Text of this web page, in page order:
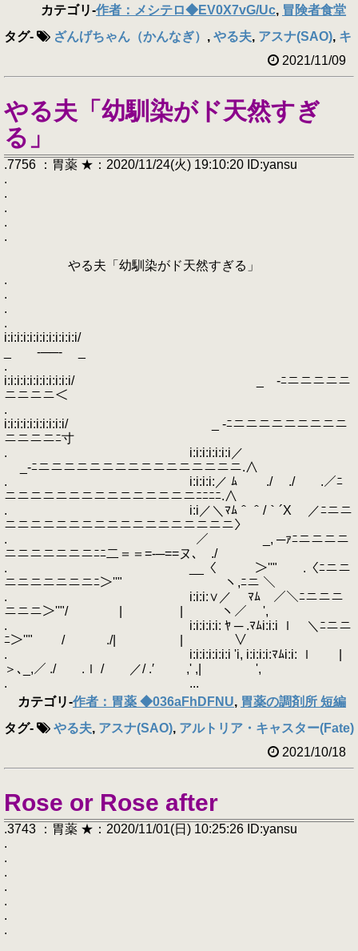
カテゴリ-作者：メシテロ◆EV0X7vG/Uc, 冒険者食堂
タグ- ざんげちゃん（かんなぎ） , やる夫, アスナ(SAO), キ
2021/11/09
やる夫「幼馴染がド天然すぎ
る」
.7756 ：胃薬 ★：2020/11/24(火) 19:10:20 ID:yansu
.
.
.
.
.
やる夫「幼馴染がド天然すぎる」
.
.
.
.
i:i:i:i:i:i:i:i:i:i:i:i/
_ -──- _
.
i:i:i:i:i:i:i:i:i:i:i/ _ -ﾆニニニニニ
ニニニニ＜
.
i:i:i:i:i:i:i:i:i:i/ _ -ﾆニニニニニニニニニ
ニニニニﾆ寸
. i:i:i:i:i:i:i／
_-ﾆニニニニニニニニニニニニニニニニ.∧
. i:i:i:i:／ ﾑ ./ ./ .／ﾆ
ニニニニニニニニニニニニニニニﾆﾆﾆﾆ.∧
. i:i／＼ﾏﾑ＾＾/｀´X ／ﾆニニ
ニニニニニニニニニニニニニニニニニニ〉
. ／ _, ─ｧﾆニニニニ
ニニニニニニニﾆﾆ二＝＝=-─==ヌ､ ./
. __〈 ＞''" .〈ﾆニニ
ニニニニニニニﾆ＞''" ヽ,ﾆニ ＼
. i:i:i:∨／ ﾏﾑ ／＼ﾆニニニ
ニニニ＞''"/ | | ヽ／ ',
. i:i:i:i:i: ﾔ ─ .ﾏﾑi:i:i ｌ ＼ﾆニニ
ﾆ＞''" / ./| | ∨
. i:i:i:i:i:i:i 'i, i:i:i:i:ﾏﾑi:i: ｌ |
＞､_,／ ./ .ｌ / ／/ .′ ,' ,| ',
. ...
カテゴリ-作者：胃薬 ◆036aFhDFNU, 胃薬の調剤所 短編
タグ- やる夫, アスナ(SAO), アルトリア・キャスター(Fate)
2021/10/18
Rose or Rose after
.3743 ：胃薬 ★：2020/11/01(日) 10:25:26 ID:yansu
.
.
.
.
.
.
.